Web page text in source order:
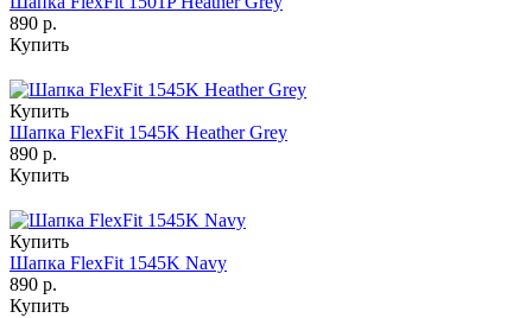
890 р.
Купить
Купить
Шапка FlexFit 1545K Heather Grey
890 р.
Купить
Купить
Шапка FlexFit 1545K Navy
890 р.
Купить